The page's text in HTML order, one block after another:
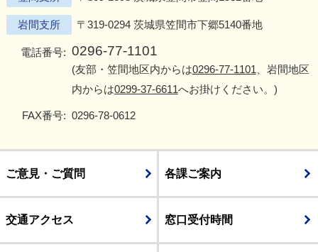
岩間支所 〒319-0294 茨城県笠間市下郷5140番地
電話番号: 0296-77-1101
(友部・笠間地区内からは0296-77-1101 、岩間地区
内からは0299-37-6611へお掛けください。)
FAX番号: 0296-78-0612
ご意見・ご質問 各課ご案内
交通アクセス 窓口受付時間